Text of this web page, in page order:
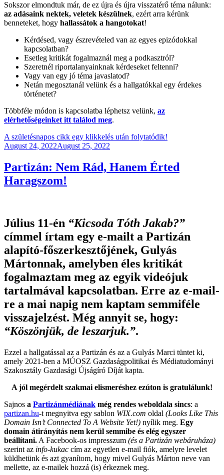
Sokszor elmondtuk már, de ez újra és újra visszatérő téma nálunk:
az adásaink nektek, veletek készülnek, ezért arra kérünk
benneteket, hogy hallassátok a hangotokat!
Kérdésed, vagy észrevételed van az egyes epizódokkal
kapcsolatban?
Esetleg kritikát fogalmaznál meg a podkasztról?
Szeretnél riportalanyainknak kérdeseket feltenni?
Vagy van egy jó téma javaslatod?
Netán megosztanál velünk és a hallgatókkal egy érdekes
történetet?
Többféle módon is kapcsolatba léphetsz velünk, az
elérhetőségeinket itt találod meg.
A születésnapos cikk egy klikkelés után folytatódik!
Posted
August 24, 2022August 25, 2022
Partizán: Nem Rád, Hanem Érted
Haragszom!
Július 11-én “Kicsoda Tóth Jakab?”
címmel írtam egy e-mailt a Partizán
alapító-főszerkesztőjének, Gulyás
Mártonnak, amelyben éles kritikát
fogalmaztam meg az egyik videójuk
tartalmával kapcsolatban. Erre az e-mail-
re a mai napig nem kaptam semmiféle
visszajelzést. Még annyit se, hogy:
“Köszönjük, de leszarjuk.”.
Ezzel a hallgatással az a Partizán és az a Gulyás Marci tüntet ki,
amely 2021-ben a MÚOSZ Gazdaságpolitikai és Médiatudományi
Szakosztály Gazdasági Újságíró Díját kapta.
A jól megérdelt szakmai elismeréshez ezúton is gratulálunk!
Sajnos a Partizánmédiának még rendes weboldala sincs: a
partizan.hu-t megnyitva egy sablon WIX.com oldal (Looks Like This
Domain Isn’t Connected To A Website Yet!) nyílik meg. Egy
domain átirányítás nem kerül semmibe és elég egyszer
beállítani. A Facebook-os impresszum (és a Partizán webáruháza)
szerint az info-kukac cím az egyetlen e-mail fiók, amelyre levelet
küldhetünk és azt gyanítom, hogy mivel Gulyás Márton neve van
mellette, az e-mailek hozzá (is) érkeznek meg.